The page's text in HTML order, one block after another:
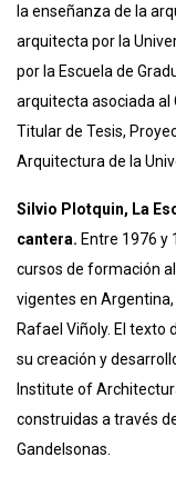
la enseñanza de la
arquitecta por la
por la Escuela de
arquitecta asociada al
Titular de Tesis,
Arquitectura de la
Silvio Plotquin, La
cantera. Entre 1976 y
cursos de formación
vigentes en
Rafael Viñoly. El texto
su creación y
Institute of
construidas a través
Gandelsonas.